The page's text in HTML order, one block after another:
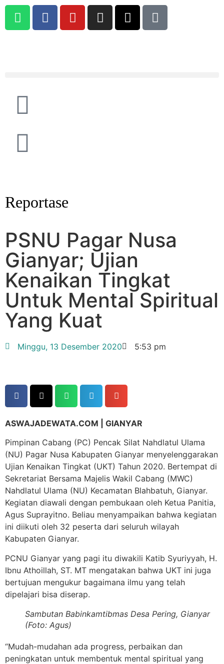
Reportase
PSNU Pagar Nusa
Gianyar; Ujian
Kenaikan Tingkat
Untuk Mental Spiritual
Yang Kuat
Minggu, 13 Desember 2020 5:53 pm
ASWAJADEWATA.COM | GIANYAR
Pimpinan Cabang (PC) Pencak Silat Nahdlatul Ulama
(NU) Pagar Nusa Kabupaten Gianyar menyelenggarakan
Ujian Kenaikan Tingkat (UKT) Tahun 2020. Bertempat di
Sekretariat Bersama Majelis Wakil Cabang (MWC)
Nahdlatul Ulama (NU) Kecamatan Blahbatuh, Gianyar.
Kegiatan diawali dengan pembukaan oleh Ketua Panitia,
Agus Suprayitno. Beliau menyampaikan bahwa kegiatan
ini diikuti oleh 32 peserta dari seluruh wilayah
Kabupaten Gianyar.
PCNU Gianyar yang pagi itu diwakili Katib Syuriyyah, H.
Ibnu Athoillah, ST. MT mengatakan bahwa UKT ini juga
bertujuan mengukur bagaimana ilmu yang telah
dipelajari bisa diserap.
Sambutan Babinkamtibmas Desa Pering, Gianyar
(Foto: Agus)
“Mudah-mudahan ada progress, perbaikan dan
peningkatan untuk membentuk mental spiritual yang